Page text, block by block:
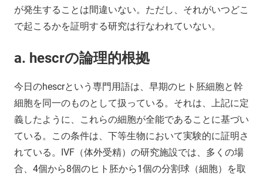
が発生することは間違いない。ただし、それがいつどこ
で起こるかを証明する研究は行なわれていない。
a. hescrの論理的根拠
今日のhescrという専門用語は、早期のヒト胚細胞と幹
細胞を同一のものとして扱っている。それは、上記に定
義したように、これらの細胞が全能であることに基づい
ている。この条件は、下等生物において実験的に証明さ
れている。IVF（体外受精）の研究施設では、多くの場
合、4個から8個のヒト胚から1個の分割球（細胞）を取